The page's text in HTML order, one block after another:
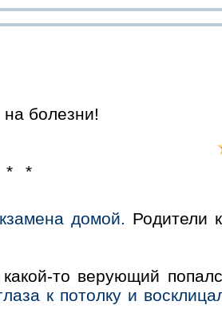
болезни!
* *
домой. Родители
то верующий
к потолку и